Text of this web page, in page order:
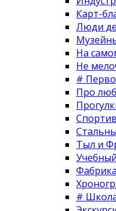
Карт-
Люди
На
Не
#
Про
Тыл и
#